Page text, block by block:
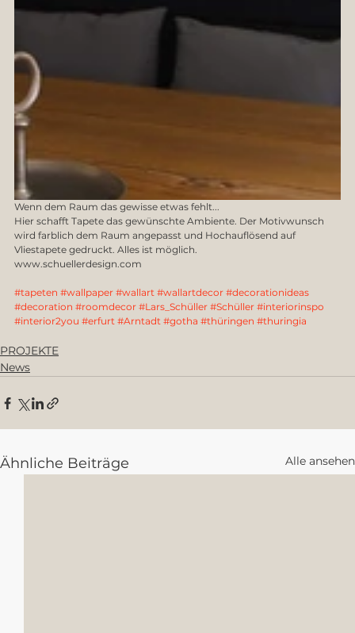
Wenn dem Raum das gewisse etwas fehlt...
Hier schafft Tapete das gewünschte Ambiente. Der Motivwunsch
wird farblich dem Raum angepasst und Hochauflösend auf
Vliestapete gedruckt. Alles ist möglich.
www.schuellerdesign.com
#tapeten #wallpaper #wallart #wallartdecor #decorationideas
#decoration #roomdecor #Lars_Schüller #Schüller #interiorinspo
#interior2you #erfurt #Arntadt #gotha #thüringen #thuringia
PROJEKTE
News
Ähnliche Beiträge Alle ansehen